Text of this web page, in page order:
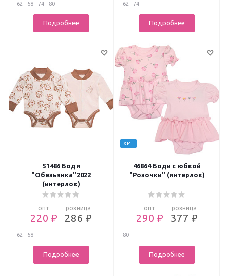
62 68 74 80
Подробнее
62 74
Подробнее
51486 Боди
"Обезьянка"2022
(интерлок)
опт
220 ₽
розница
286 ₽
62 68
Подробнее
ХИТ
46864 Боди с юбкой
"Розочки" (интерлок)
опт
290 ₽
розница
377 ₽
80
Подробнее